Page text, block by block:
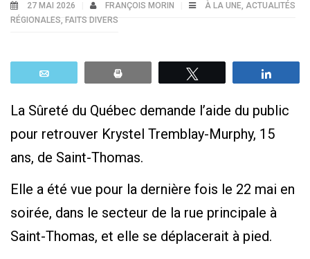
27 MAI 2026 FRANÇOIS MORIN À LA UNE, ACTUALITÉS
RÉGIONALES, FAITS DIVERS
La Sûreté du Québec demande l’aide du public
pour retrouver Krystel Tremblay-Murphy, 15
ans, de Saint-Thomas.
Elle a été vue pour la dernière fois le 22 mai en
soirée, dans le secteur de la rue principale à
Saint-Thomas, et elle se déplacerait à pied.